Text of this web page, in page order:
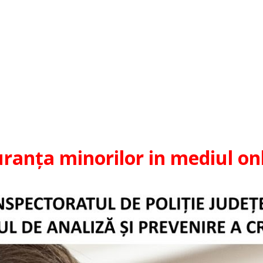
minorilor in mediul